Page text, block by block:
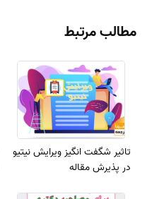
مطالب مرتبط
تاثیر شگفت انگیز ویرایش نیتیو
در پذیرش مقاله